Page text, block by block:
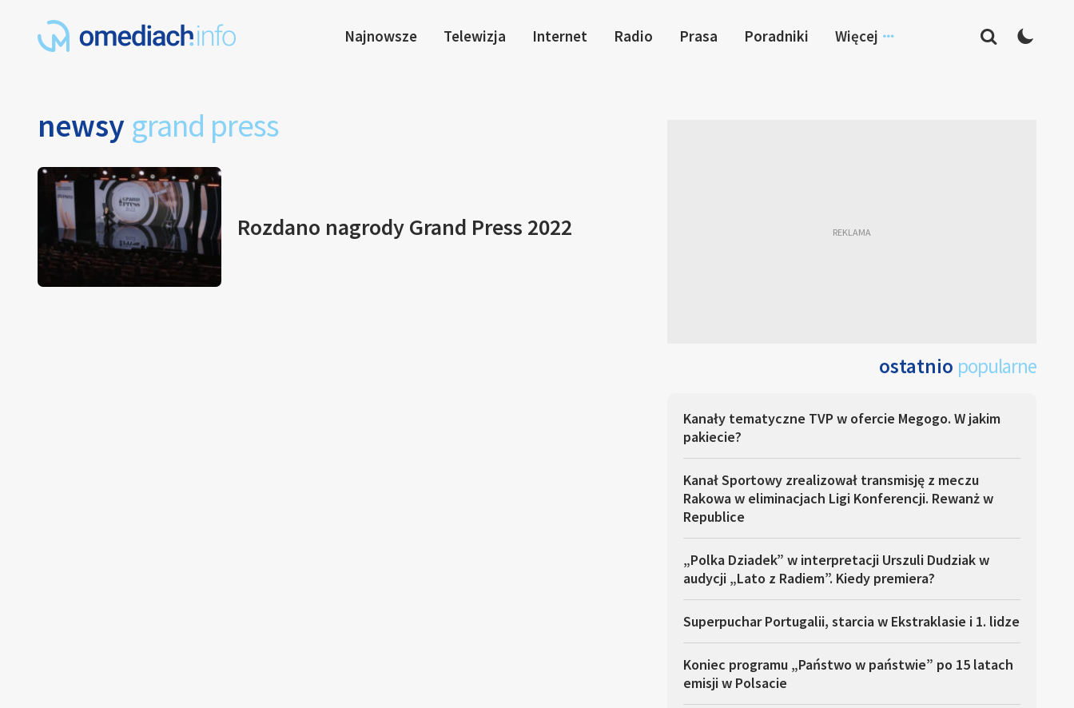
Najnowsze Telewizja Internet Radio Prasa Poradniki Więcej
newsy grand press
Rozdano nagrody Grand Press 2022
ostatnio popularne
Kanały tematyczne TVP w ofercie Megogo. W jakim
pakiecie?
Kanał Sportowy zrealizował transmisję z meczu
Rakowa w eliminacjach Ligi Konferencji. Rewanż w
Republice
„Polka Dziadek” w interpretacji Urszuli Dudziak w
audycji „Lato z Radiem”. Kiedy premiera?
Superpuchar Portugalii, starcia w Ekstraklasie i 1. lidze
Koniec programu „Państwo w państwie” po 15 latach
emisji w Polsacie